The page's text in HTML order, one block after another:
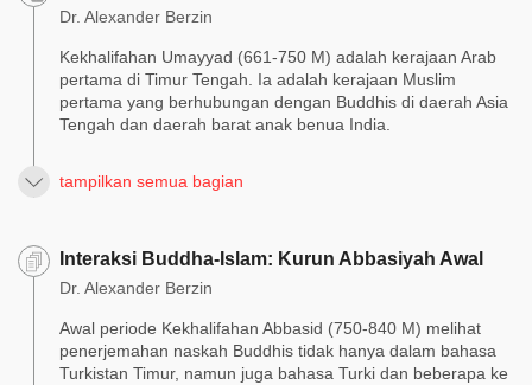
Dr. Alexander Berzin
Kekhalifahan Umayyad (661-750 M) adalah kerajaan Arab
pertama di Timur Tengah. Ia adalah kerajaan Muslim
pertama yang berhubungan dengan Buddhis di daerah Asia
Tengah dan daerah barat anak benua India.
tampilkan semua bagian
Interaksi Buddha-Islam: Kurun Abbasiyah Awal
Dr. Alexander Berzin
Awal periode Kekhalifahan Abbasid (750-840 M) melihat
penerjemahan naskah Buddhis tidak hanya dalam bahasa
Turkistan Timur, namun juga bahasa Turki dan beberapa ke